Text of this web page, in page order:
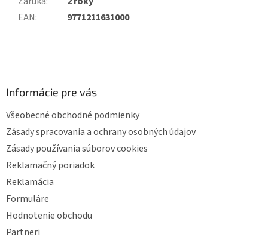
EAN: 9771211631000
Informácie pre vás
Všeobecné obchodné podmienky
Zásady spracovania a ochrany osobných údajov
Zásady používania súborov cookies
Reklamačný poriadok
Reklamácia
Formuláre
Hodnotenie obchodu
Partneri